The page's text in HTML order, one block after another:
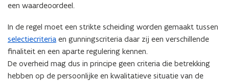
een waardeoordeel.
In de regel moet een strikte scheiding worden gemaakt tussen
selectiecriteria en gunningscriteria daar zij een verschillende
finaliteit en een aparte regulering kennen.
De overheid mag dus in principe geen criteria die betrekking
hebben op de persoonlijke en kwalitatieve situatie van de